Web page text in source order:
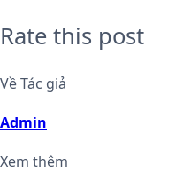
Rate this post
Về Tác giả
Admin
Xem thêm